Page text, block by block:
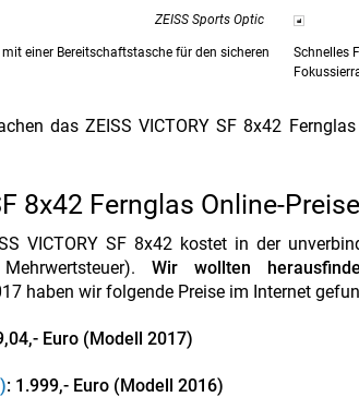
ZEISS Sports Optic
einer Bereitschaftstasche für den sicheren
Schnelles
das ZEISS VICTORY SF 8x42
8x42 Fernglas Online-Preise
VICTORY SF 8x42 kostet in der
Wir wollten
haben wir folgende Preise im Internet
Euro (Modell 2017)
: 1.999,- Euro (Modell 2016)